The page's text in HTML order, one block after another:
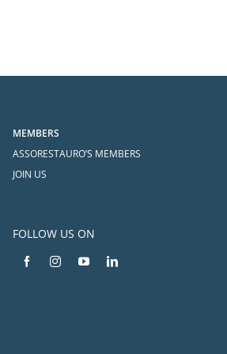
MEMBERS
ASSORESTAURO’S MEMBERS
JOIN US
FOLLOW US ON